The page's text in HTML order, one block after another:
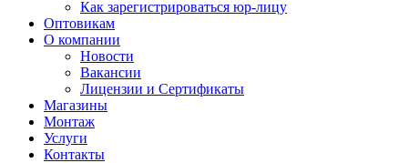
Как зарегистрироваться юр-лицу
Оптовикам
О компании
Новости
Вакансии
Лицензии и Сертификаты
Магазины
Монтаж
Услуги
Контакты